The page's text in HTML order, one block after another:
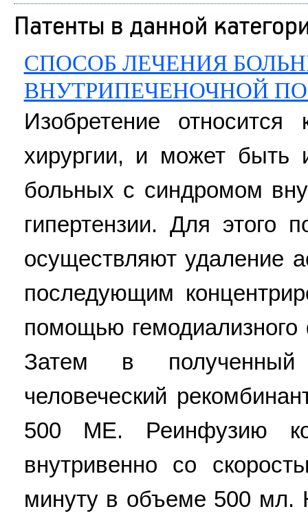
Патенты в данной
СПОСОБ ЛЕЧЕНИЯ
ВНУТРИПЕЧЕНОЧНОЙ
Изобретение
хирургии, и может быть
больных с синдромом
гипертензии. Для этого
осуществляют удаление
последующим
помощью
Затем в полученный
человеческий
500 ME. Реинфузию
внутривенно со
минуту в объеме 500 мл.